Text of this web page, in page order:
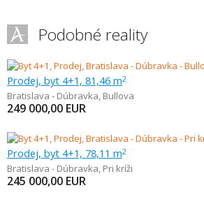
Podobné reality
Prodej, byt 4+1, 81,46 m2
Bratislava - Dúbravka, Bullova
249 000,00 EUR
Prodej, byt 4+1, 78,11 m2
Bratislava - Dúbravka, Pri kríži
245 000,00 EUR